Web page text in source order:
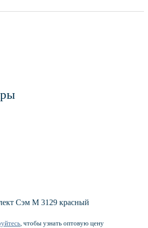
Сэм М 3129 красный
, чтобы узнать оптовую цену